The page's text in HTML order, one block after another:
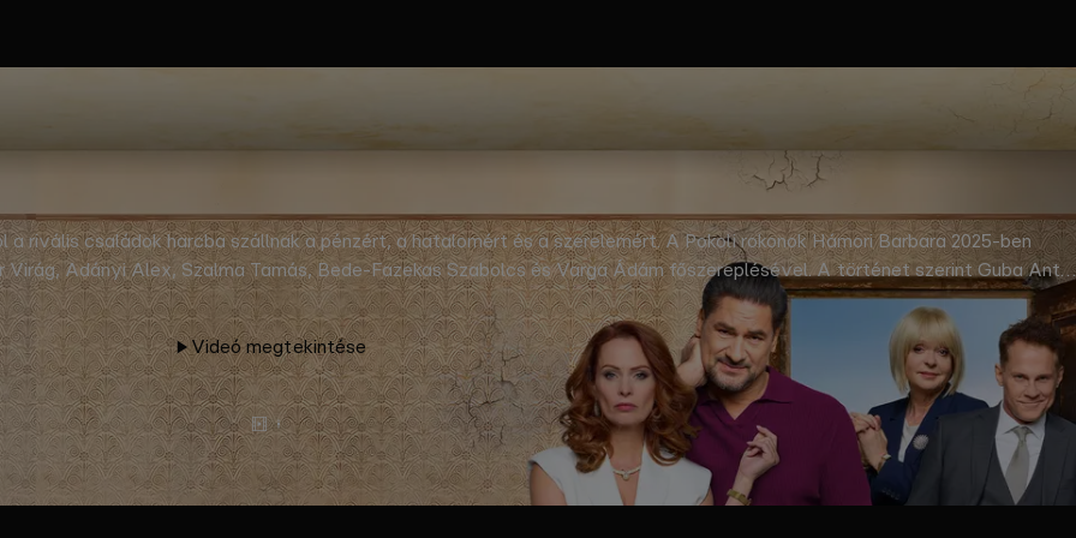
rivális családok harcba szállnak a pénzért, a hatalomért és a szerelemért. A Pokoli rokonok Hámori Barbara 2025-ben
Adányi Alex, Szalma Tamás, Bede-Fazekas Szabolcs és Varga Ádám főszereplésével. A történet szerint Guba Antal
család tagjai kénytelenek visszaköltözni az isten háta mögötti, unalmas községbe, Antal szülőfalujába. Pantallóson a
közepébe csöppennek, ami a polgármester, Aczél Tihamér és a helyi földbirtokos, Fejes István között robbant ki. © RTL
Videó megtekintése
Előzetes
Tovább
olvasok